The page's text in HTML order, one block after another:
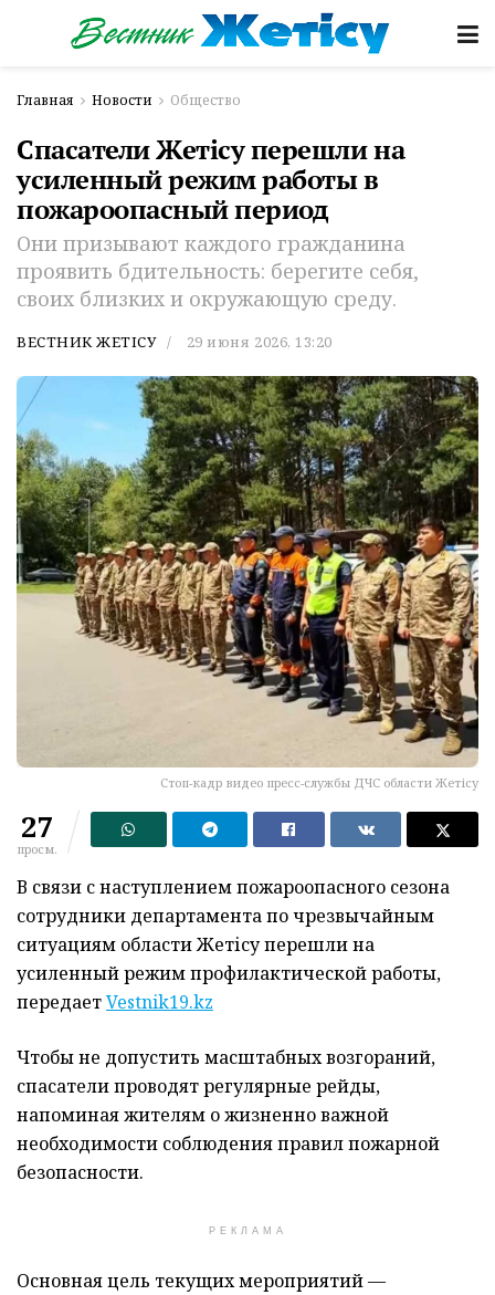
Главная Новости Общество
Спасатели Жетісу перешли на
усиленный режим работы в
пожароопасный период
Они призывают каждого гражданина
проявить бдительность: берегите себя,
своих близких и окружающую среду.
ВЕСТНИК ЖЕТІСУ 29 июня 2026, 13:20
Стоп-кадр видео пресс-службы ДЧС области Жетісу
27
просм.
В связи с наступлением пожароопасного сезона
сотрудники департамента по чрезвычайным
ситуациям области Жетісу перешли на
усиленный режим профилактической работы,
передаетVestnik19.kz
Чтобы не допустить масштабных возгораний,
спасатели проводят регулярные рейды,
напоминая жителям о жизненно важной
необходимости соблюдения правил пожарной
безопасности.
РЕКЛАМА
Основная цель текущих мероприятий —